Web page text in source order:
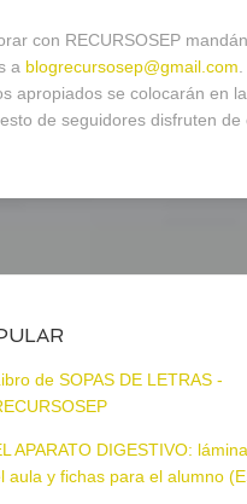
con RECURSOSEP
a blogrecursosep@gmail.com
apropiados se colocarán en
de seguidores disfruten de
de SOPAS DE LETRAS -
APARATO DIGESTIVO:
aula y fichas para el alumno